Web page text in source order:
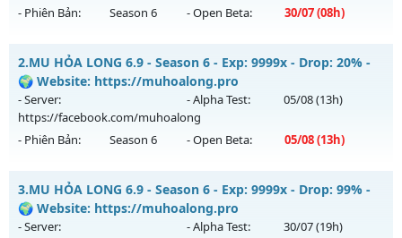
- Phiên Bản: Season 6 - Open Beta: 30/07(08h)
MU HỎA LONG 6.9 - 🌍 Website: https://muhoalong.pro
Mu mới ra tháng 07 2026 - Mở máy chủ
https://facebook.com/muhoalongvào 08h ngày
30/07/2626
Exp: 9999x - Drop: 99%
Thể loại: Mu Nguyên bản Webzen
Antihack: Xshiel
2.MU HỎA LONG 6.9 - Season 6 - Exp: 9999x - Drop: 20% -
🌍 Website: https://muhoalong.pro
- Server:
https://facebook.com/muhoalong
- Alpha Test: 05/08(13h)
- Phiên Bản: Season 6 - Open Beta: 05/08(13h)
MU HỎA LONG 6.9 - 🌍 Website: https://muhoalong.pro
Mu mới ra tháng 08 2026 - Mở máy chủ
https://facebook.com/muhoalongvào 13h ngày
3.MU HỎA LONG 6.9 - Season 6 - Exp: 9999x - Drop: 99% -
🌍 Website: https://muhoalong.pro
- Server:
- Alpha Test: 30/07(19h)